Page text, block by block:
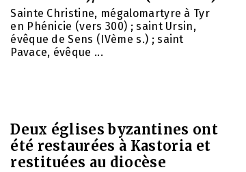
Sainte Christine, mégalomartyre à Tyr
en Phénicie (vers 300) ; saint Ursin,
évêque de Sens (IVème s.) ; saint
Pavace, évêque ...
Deux églises byzantines ont
été restaurées à Kastoria et
restituées au diocèse